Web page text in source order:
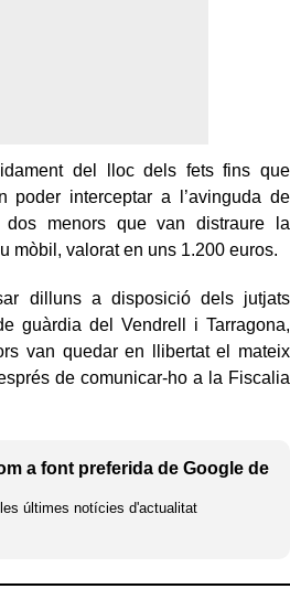
del lloc dels fets fins que
poder interceptar a l’avinguda de
dos menors que van distraure la
mòbil, valorat en uns 1.200 euros.
dilluns a disposició dels jutjats
guàrdia del Vendrell i Tarragona,
van quedar en llibertat el mateix
de comunicar-ho a la Fiscalia
a font preferida de Google de
últimes notícies d'actualitat